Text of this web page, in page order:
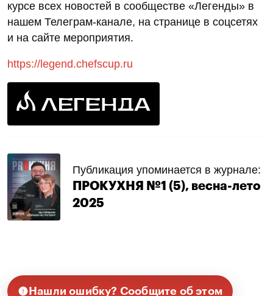
курсе всех новостей в сообществе «Легенды» в
нашем Телеграм-канале, на странице в соцсетях
и на сайте мероприятия.
https://legend.chefscup.ru
Публикация упоминается в журнале:
ПРОКУХНЯ №1 (5), весна-лето
2025
Нашли ошибку? Сообщите об этом